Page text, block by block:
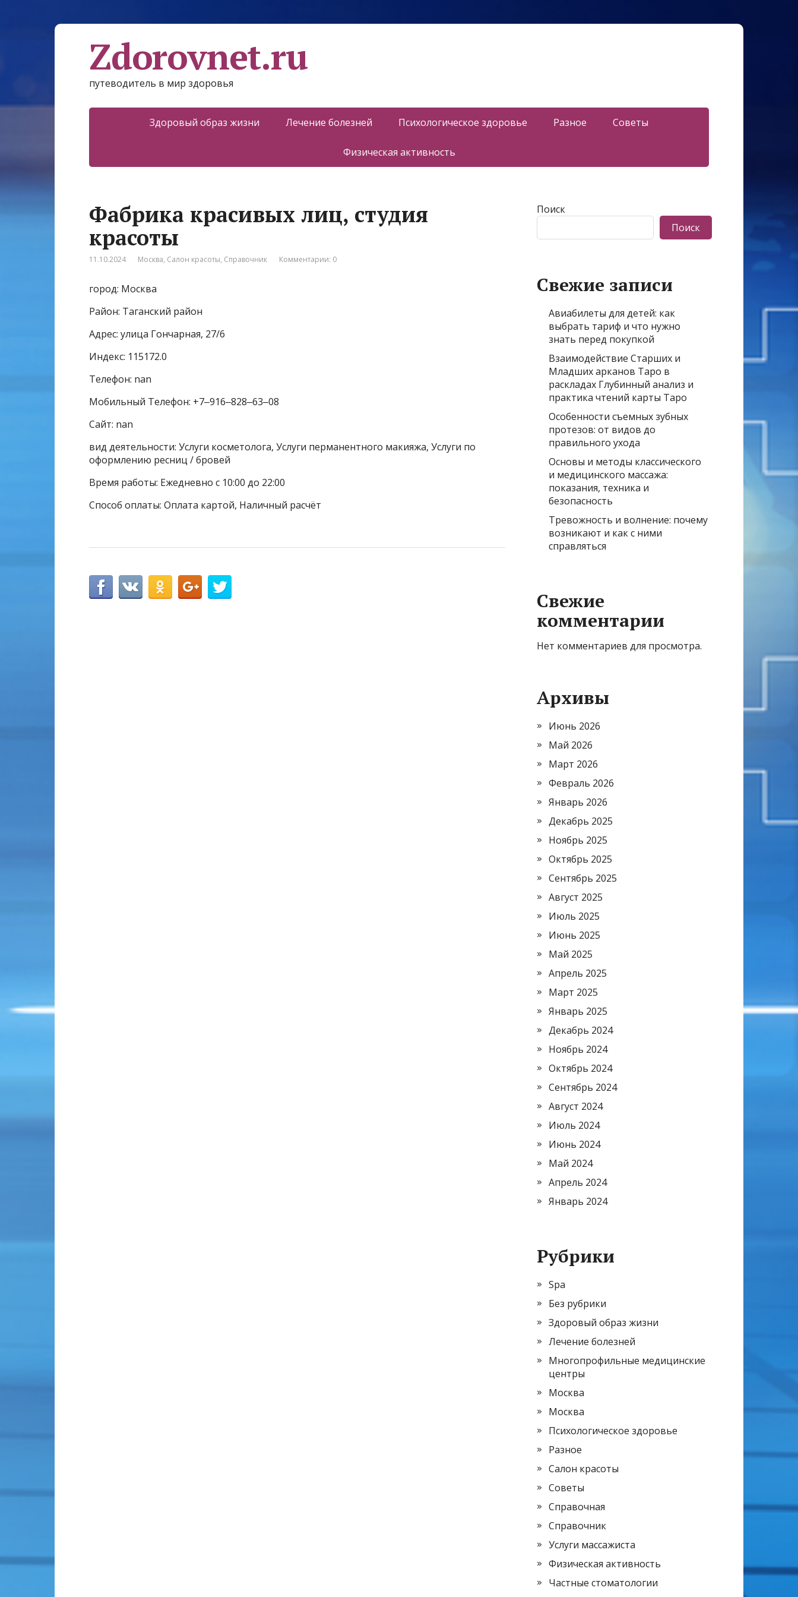
Zdorovnet.ru
путеводитель в мир здоровья
Здоровый образ жизни Лечение болезней Психологическое здоровье Разное Советы
Физическая активность
Фабрика красивых лиц, студия
красоты
11.10.2024 Москва, Салон красоты, Справочник Комментарии: 0
город: Москва
Район: Таганский район
Адрес: улица Гончарная, 27/6
Индекс: 115172.0
Телефон: nan
Мобильный Телефон: +7‒916‒828‒63‒08
Сайт: nan
вид деятельности: Услуги косметолога, Услуги перманентного макияжа, Услуги по
оформлению ресниц / бровей
Время работы: Ежедневно с 10:00 до 22:00
Способ оплаты: Оплата картой, Наличный расчёт
Поиск
Поиск
Свежие записи
Авиабилеты для детей: как
выбрать тариф и что нужно
знать перед покупкой
Взаимодействие Старших и
Младших арканов Таро в
раскладах Глубинный анализ и
практика чтений карты Таро
Особенности съемных зубных
протезов: от видов до
правильного ухода
Основы и методы классического
и медицинского массажа:
показания, техника и
безопасность
Тревожность и волнение: почему
возникают и как с ними
справляться
Свежие
комментарии
Нет комментариев для просмотра.
Архивы
Июнь 2026
Май 2026
Март 2026
Февраль 2026
Январь 2026
Декабрь 2025
Ноябрь 2025
Октябрь 2025
Сентябрь 2025
Август 2025
Июль 2025
Июнь 2025
Май 2025
Апрель 2025
Март 2025
Январь 2025
Декабрь 2024
Ноябрь 2024
Октябрь 2024
Сентябрь 2024
Август 2024
Июль 2024
Июнь 2024
Май 2024
Апрель 2024
Январь 2024
Рубрики
Spa
Без рубрики
Здоровый образ жизни
Лечение болезней
Многопрофильные медицинские
центры
Москва
Москва
Психологическое здоровье
Разное
Салон красоты
Советы
Справочная
Справочник
Услуги массажиста
Физическая активность
Частные стоматологии